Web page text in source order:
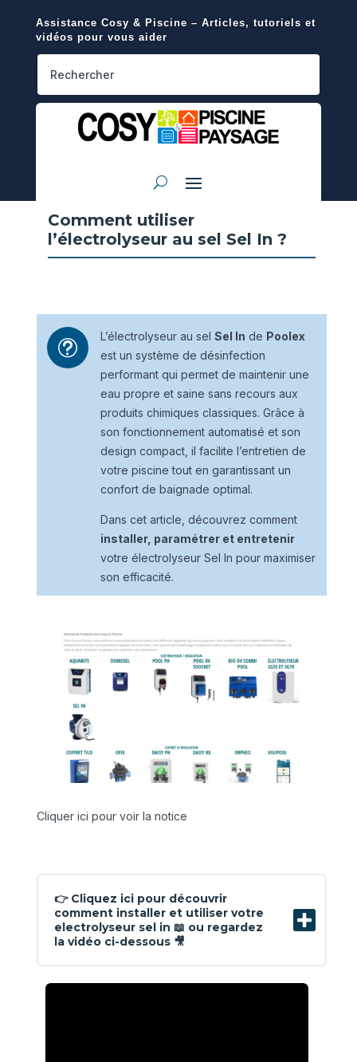
Assistance Cosy & Piscine – Articles, tutoriels et
vidéos pour vous aider
Comment utiliser
l’électrolyseur au sel Sel In ?
t
L’électrolyseur au sel Sel In de Poolex
est un système de désinfection
performant qui permet de maintenir une
eau propre et saine sans recours aux
produits chimiques classiques. Grâce à
son fonctionnement automatisé et son
design compact, il facilite l’entretien de
votre piscine tout en garantissant un
confort de baignade optimal.
Dans cet article, découvrez comment
installer, paramétrer et entretenir
votre électrolyseur Sel In pour maximiser
son efficacité.
Cliquer ici pour voir la notice
👉 Cliquez ici pour découvrir
comment installer et utiliser votre
electrolyseur sel in 📖 ou regardez
la vidéo ci-dessous 🎥